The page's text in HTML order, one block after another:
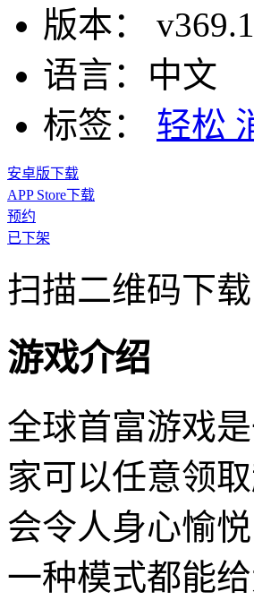
版本：
语言： 中文
标签：
轻松
安卓版下载
APP Store下载
预约
已下架
扫描二维码下载
游戏介绍
全球首富游戏
家可以任意领
会令人身心愉
一种模式都能